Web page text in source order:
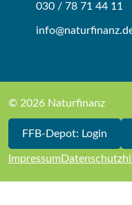
030 / 78 71 44 11
© 2026 Naturfinanz
FFB-Depot: Login
Impressum